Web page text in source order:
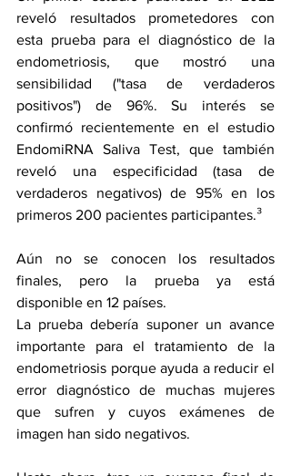
reveló resultados prometedores con
esta prueba para el diagnóstico de la
endometriosis, que mostró una
sensibilidad ("tasa de verdaderos
confirmó recientemente en el estudio
EndomiRNA Saliva Test, que también
reveló una especificidad (tasa de
verdaderos negativos) de 95% en los
primeros 200 pacientes participantes.³
Aún no se conocen los resultados
finales, pero la prueba ya está
disponible en 12 países.
La prueba debería suponer un avance
importante para el tratamiento de la
endometriosis porque ayuda a reducir el
error diagnóstico de muchas mujeres
que sufren y cuyos exámenes de
imagen han sido negativos.